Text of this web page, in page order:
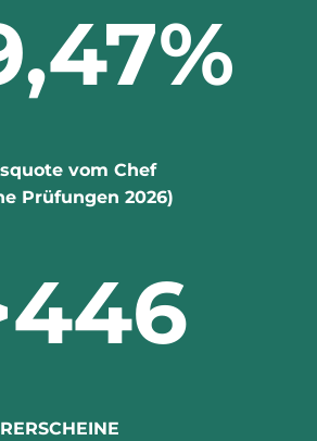
%
vom Chef
Prüfungen 2026)
446